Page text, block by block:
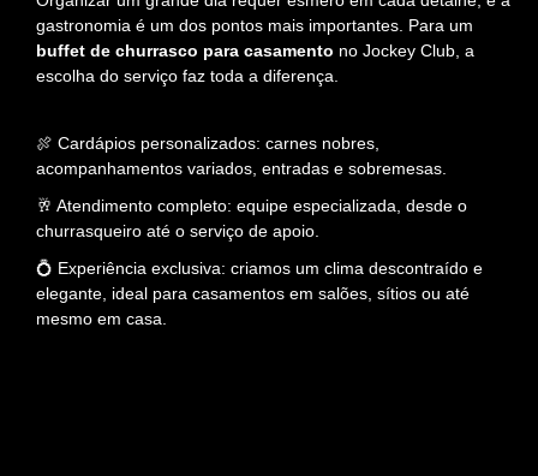
gastronomia é um dos pontos mais importantes. Para um
buffet de churrasco para casamento no Jockey Club, a
escolha do serviço faz toda a diferença.
🍖 Cardápios personalizados: carnes nobres,
acompanhamentos variados, entradas e sobremesas.
🥂 Atendimento completo: equipe especializada, desde o
churrasqueiro até o serviço de apoio.
💍 Experiência exclusiva: criamos um clima descontraído e
elegante, ideal para casamentos em salões, sítios ou até
mesmo em casa.